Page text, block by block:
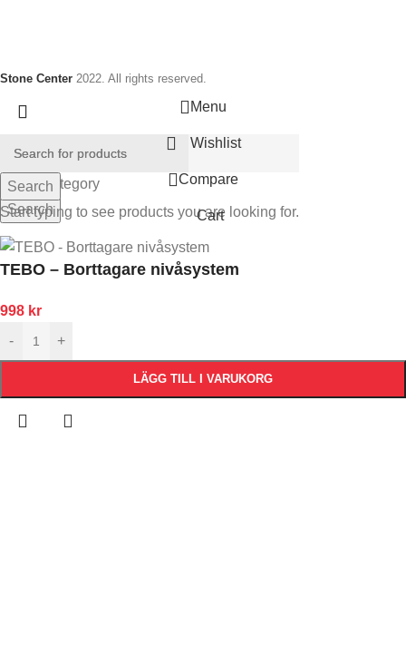
Stone Center 2022. All rights reserved.
Select category
Search
Search
Start typing to see products you are looking for.
Menu
Wishlist
Compare
Cart
TEBO – Borttagare nivåsystem
998 kr
-
+
LÄGG TILL I VARUKORG